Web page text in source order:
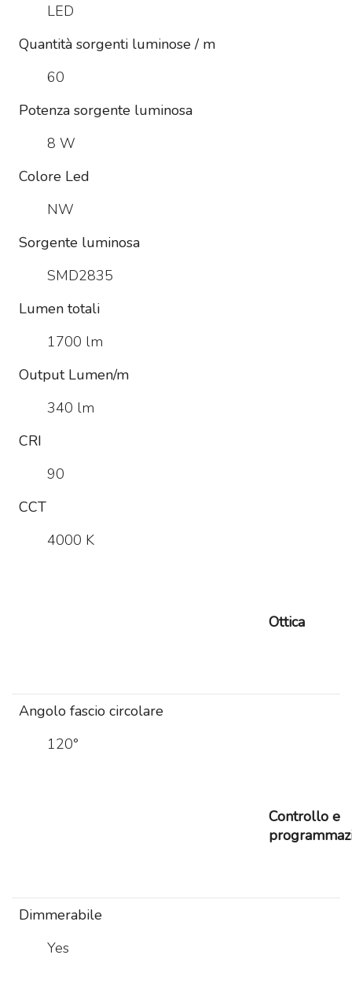
LED
Quantità sorgenti luminose / m
60
Potenza sorgente luminosa
8 W
Colore Led
NW
Sorgente luminosa
SMD2835
Lumen totali
1700 lm
Output Lumen/m
340 lm
CRI
90
CCT
4000 K
Ottica
Angolo fascio circolare
120°
Controllo e
Dimmerabile
Yes